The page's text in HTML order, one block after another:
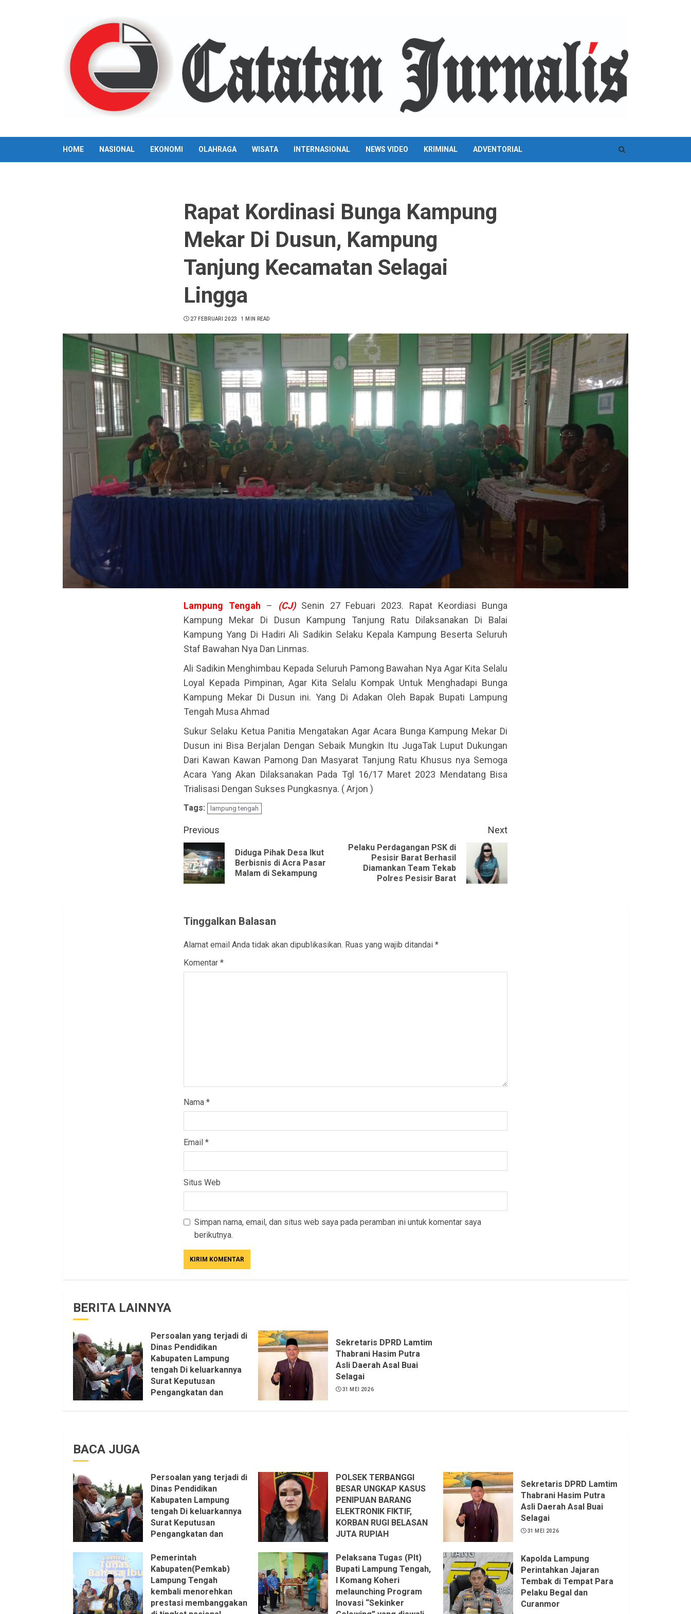
HOME NASIONAL EKONOMI OLAHRAGA WISATA INTERNASIONAL NEWS VIDEO KRIMINAL ADVENTORIAL
Rapat Kordinasi Bunga Kampung
Mekar Di Dusun, Kampung
Tanjung Kecamatan Selagai
Lingga
27 FEBRUARI 2023 1 MIN READ
Lampung Tengah – (CJ)Senin 27 Febuari 2023. Rapat Keordiasi Bunga
Kampung Mekar Di Dusun Kampung Tanjung Ratu Dilaksanakan Di Balai
Kampung Yang Di Hadiri Ali Sadikin Selaku Kepala Kampung Beserta Seluruh
Staf Bawahan Nya Dan Linmas.
Ali Sadikin Menghimbau Kepada Seluruh Pamong Bawahan Nya Agar Kita Selalu
Loyal Kepada Pimpinan, Agar Kita Selalu Kompak Untuk Menghadapi Bunga
Kampung Mekar Di Dusun ini. Yang Di Adakan Oleh Bapak Bupati Lampung
Tengah Musa Ahmad
Sukur Selaku Ketua Panitia Mengatakan Agar Acara Bunga Kampung Mekar Di
Dusun ini Bisa Berjalan Dengan Sebaik Mungkin Itu JugaTak Luput Dukungan
Dari Kawan Kawan Pamong Dan Masyarat Tanjung Ratu Khusus nya Semoga
Acara Yang Akan Dilaksanakan Pada Tgl 16/17 Maret 2023 Mendatang Bisa
Trialisasi Dengan Sukses Pungkasnya. ( Arjon )
Tags: lampung tengah
Continue
Reading
Previous
Previous
post:
Diduga Pihak Desa Ikut
Berbisnis di Acra Pasar
Malam di Sekampung
Next
post:
Pelaku Perdagangan PSK di
Pesisir Barat Berhasil
Diamankan Team Tekab
Polres Pesisir Barat
Tinggalkan Balasan
Alamat email Anda tidak akan dipublikasikan. Ruas yang wajib ditandai *
Komentar *
Nama *
Email *
Situs Web
Simpan nama, email, dan situs web saya pada peramban ini untuk komentar saya
berikutnya.
BERITA LAINNYA
Persoalan yang terjadi di
Dinas Pendidikan
Kabupaten Lampung
tengah Di keluarkannya
Surat Keputusan
Pengangkatan dan
pastikan penuh Unsur
KKN, dan Unsur Politik.
6 AGUSTUS 2026
Sekretaris DPRD Lamtim
Thabrani Hasim Putra
Asli Daerah Asal Buai
Selagai
31 MEI 2026
BACA JUGA
Persoalan yang terjadi di
Dinas Pendidikan
Kabupaten Lampung
tengah Di keluarkannya
Surat Keputusan
Pengangkatan dan
Setruktur Pengurus
KKKS Sepihak Aktifis
LSM LPAB Sofyan AS ST,
Itu Sangat menantang
Aturan dan Dapat saya
POLSEK TERBANGGI
BESAR UNGKAP KASUS
PENIPUAN BARANG
ELEKTRONIK FIKTIF,
KORBAN RUGI BELASAN
JUTA RUPIAH
Sekretaris DPRD Lamtim
Thabrani Hasim Putra
Asli Daerah Asal Buai
Selagai
31 MEI 2026
Pemerintah
Kabupaten(Pemkab)
Lampung Tengah
kembali menorehkan
prestasi membanggakan
Pelaksana Tugas (Plt)
Bupati Lampung Tengah,
I Komang Koheri
melaunching Program
Inovasi “Sekinker
Kapolda Lampung
Perintahkan Jajaran
Tembak di Tempat Para
Pelaku Begal dan
Curanmor